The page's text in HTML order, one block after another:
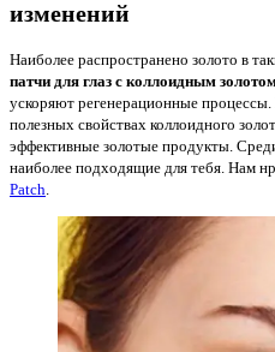
изменений
Наиболее распространено золото в
патчи для глаз с коллоидным
ускоряют регенерационные
полезных свойствах коллоидного
эффективные золотые продукты.
наиболее подходящие для тебя. Нам
Patch.